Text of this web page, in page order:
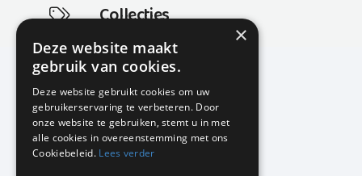
Collecties
Actuele en populaire collecties
KMP Kantoormeubilair
Airport Business Park
Frankfurtstraat 29-31
1175 RH Lijnden
×
Deze website maakt
gebruik van cookies.
Deze website gebruikt cookies om uw
gebruikerservaring te verbeteren. Door
onze website te gebruiken, stemt u in met
alle cookies in overeenstemming met ons
Cookiebeleid. Lees verder